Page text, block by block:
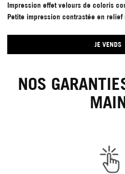
Impression effet velours de coloris
Petite impression contrastée en relief
JE VENDS
NOS